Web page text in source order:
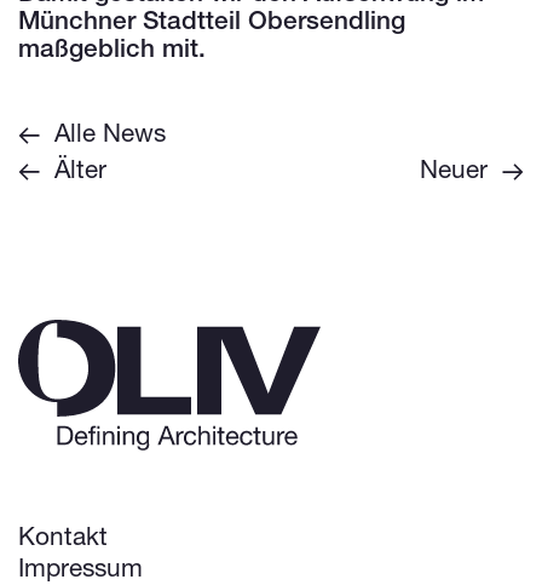
Münchner Stadtteil Obersendling
maßgeblich mit.
Alle News
Älter
Neuer
Kontakt
Impressum